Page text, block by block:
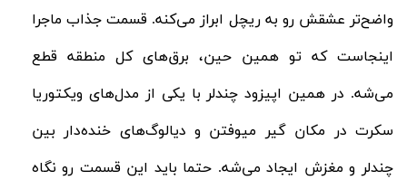
واضح‌تر عشقش رو به ریچل ابراز می‌کنه. قسمت جذاب ماجرا
اینجاست که تو همین حین، برق‌های کل منطقه قطع
می‌شه. در همین اپیزود چندلر با یکی از مدل‌های ویکتوریا
سکرت در مکان گیر میوفتن و دیالوگ‌های خنده‌دار بین
چندلر و مغزش ایجاد می‌شه. حتما باید این قسمت رو نگاه